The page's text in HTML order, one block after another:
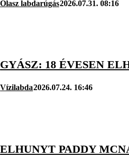
Olasz labdarúgás2026.07.31. 08:16
GYÁSZ: 18 ÉVESEN
Vízilabda2026.07.24. 16:46
ELHUNYT PADDY